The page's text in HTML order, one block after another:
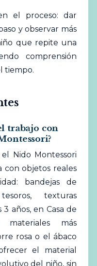
el proceso: dar
y observar más
que repite una
comprensión
tiempo.
trabajo con
Nido Montessori
con objetos reales
bandejas de
texturas
años, en Casa de
más
rosa o el ábaco
el material
del niño, sin